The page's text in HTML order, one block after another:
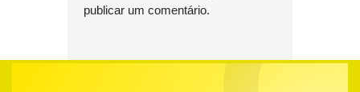
publicar um comentário.